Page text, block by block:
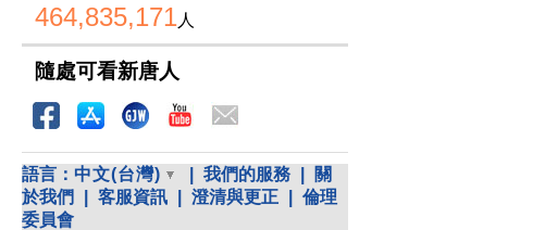
464,835,171人
隨處可看新唐人
語言： 中文(台灣) 我們的服務
關
於我們
客服資訊 澄清與更正
倫理
委員會